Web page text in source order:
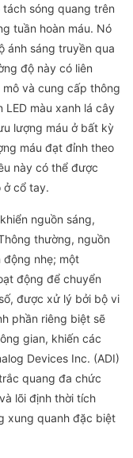
sóng quang trên
tuần hoàn máu. Nó
ánh sáng truyền qua
độ này có liên
và cung cấp thông
màu xanh lá cây
lượng máu ở bất kỳ
máu đạt đỉnh theo
này có thể được
ở cổ tay.
nguồn sáng,
thường, nguồn
nhẹ; một
động để chuyển
được xử lý bởi bộ vi
phần riêng biệt sẽ
gian, khiến các
Devices Inc. (ADI)
quang đa chức
lõi định thời tích
xung quanh đặc biệt